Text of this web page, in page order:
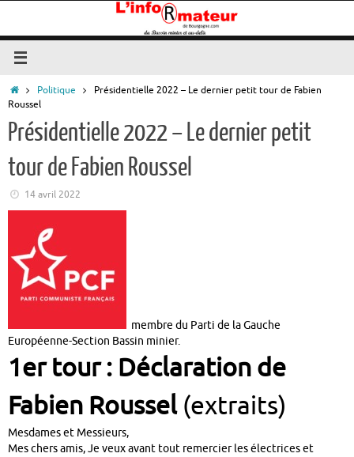
contenu
AccueilPolitique
Présidentielle 2022 – Le dernier petit tour de Fabien
Roussel
Présidentielle 2022 – Le dernier petit
tour de Fabien Roussel
14 avril 2022
membre du Parti de la Gauche
Européenne-Section Bassin minier.
1er tour : Déclaration de
Fabien Roussel(extraits)
Mesdames et Messieurs,
Mes chers amis, Je veux avant tout remercier les électrices et